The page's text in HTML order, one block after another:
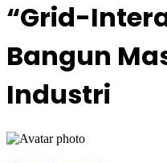
“Grid-
Bangun
Industri